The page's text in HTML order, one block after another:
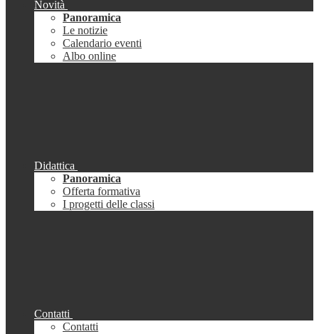
Novità
Panoramica
Le notizie
Calendario eventi
Albo online
Didattica
Panoramica
Offerta formativa
I progetti delle classi
Contatti
Contatti